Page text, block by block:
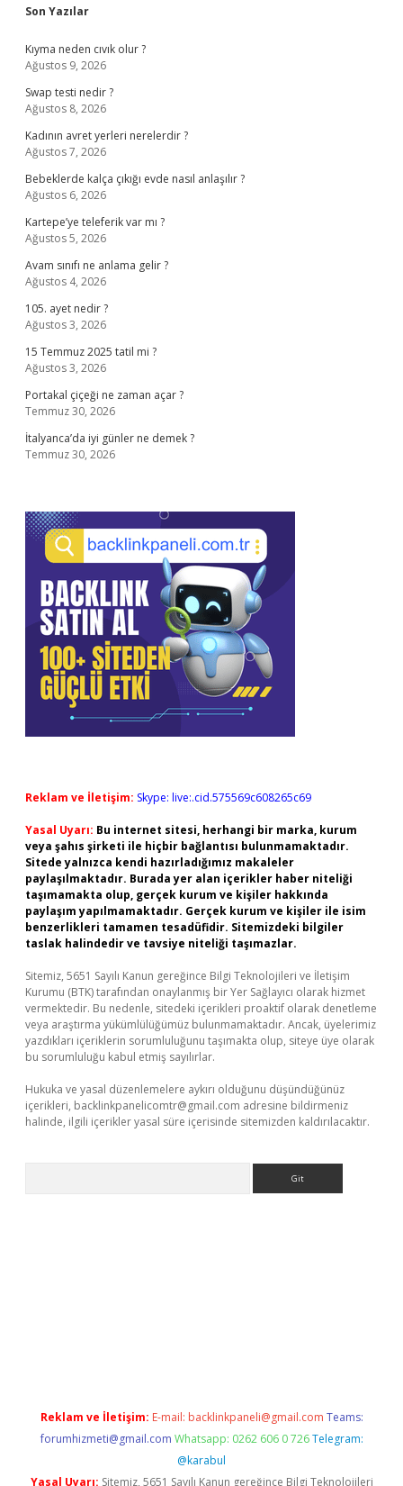
Sidebar
Son Yazılar
Kıyma neden cıvık olur ?
Ağustos 9, 2026
Swap testi nedir ?
Ağustos 8, 2026
Kadının avret yerleri nerelerdir ?
Ağustos 7, 2026
Bebeklerde kalça çıkığı evde nasıl anlaşılır ?
Ağustos 6, 2026
Kartepe’ye teleferik var mı ?
Ağustos 5, 2026
Avam sınıfı ne anlama gelir ?
Ağustos 4, 2026
105. ayet nedir ?
Ağustos 3, 2026
15 Temmuz 2025 tatil mi ?
Ağustos 3, 2026
Portakal çiçeği ne zaman açar ?
Temmuz 30, 2026
İtalyanca’da iyi günler ne demek ?
Temmuz 30, 2026
Reklam ve İletişim: Skype: live:.cid.575569c608265c69
Yasal Uyarı: Bu internet sitesi, herhangi bir marka, kurum
veya şahıs şirketi ile hiçbir bağlantısı bulunmamaktadır.
Sitede yalnızca kendi hazırladığımız makaleler
paylaşılmaktadır. Burada yer alan içerikler haber niteliği
taşımamakta olup, gerçek kurum ve kişiler hakkında
paylaşım yapılmamaktadır. Gerçek kurum ve kişiler ile isim
benzerlikleri tamamen tesadüfidir. Sitemizdeki bilgiler
taslak halindedir ve tavsiye niteliği taşımazlar.
Sitemiz, 5651 Sayılı Kanun gereğince Bilgi Teknolojileri ve İletişim
Kurumu (BTK) tarafından onaylanmış bir Yer Sağlayıcı olarak hizmet
vermektedir. Bu nedenle, sitedeki içerikleri proaktif olarak denetleme
veya araştırma yükümlülüğümüz bulunmamaktadır. Ancak, üyelerimiz
yazdıkları içeriklerin sorumluluğunu taşımakta olup, siteye üye olarak
bu sorumluluğu kabul etmiş sayılırlar.
Hukuka ve yasal düzenlemelere aykırı olduğunu düşündüğünüz
içerikleri, backlinkpanelicomtr@gmail.com adresine bildirmeniz
halinde, ilgili içerikler yasal süre içerisinde sitemizden kaldırılacaktır.
Reklam ve İletişim: E-mail: backlinkpaneli@gmail.com Teams:
forumhizmeti@gmail.com Whatsapp: 0262 606 0 726 Telegram:
@karabul
Yasal Uyarı: Sitemiz, 5651 Sayılı Kanun gereğince Bilgi Teknolojileri